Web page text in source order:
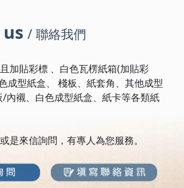
/ 聯絡我們
加貼彩標 、白色瓦楞紙箱(加貼彩
成型紙盒、 棧板、紙套角、其他成型
內襯、白色成型紙盒、紙卡等各類紙
是來信詢問，有專人為您服務。